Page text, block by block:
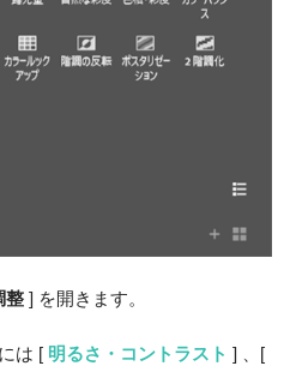
整] を開きます。
は [ 明るさ・コントラスト ] 、[